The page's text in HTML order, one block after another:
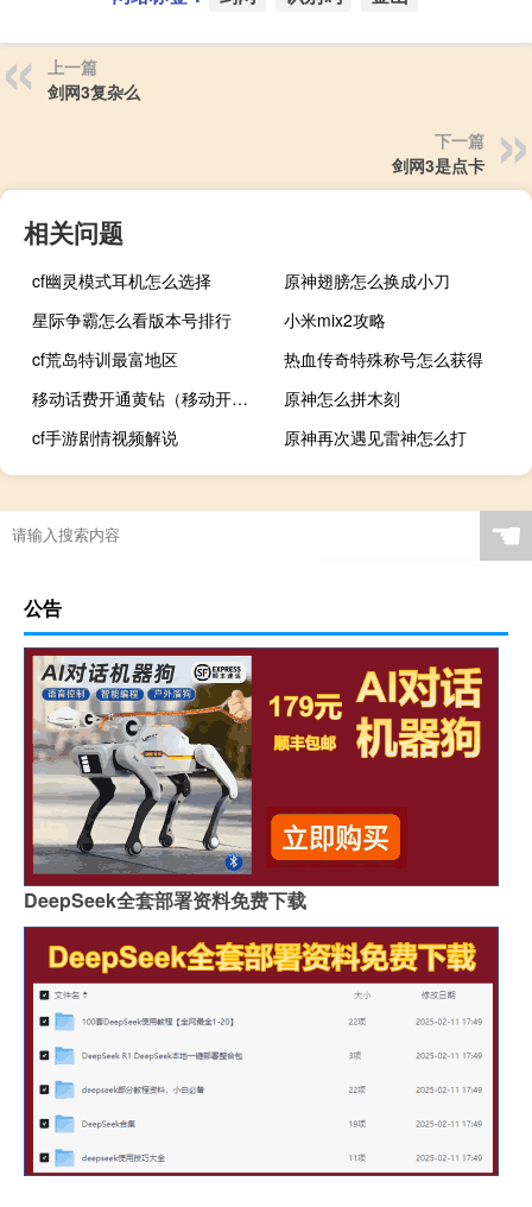
上一篇
剑网3复杂么
下一篇
剑网3是点卡
相关问题
cf幽灵模式耳机怎么选择
原神翅膀怎么换成小刀
星际争霸怎么看版本号排行
小米mix2攻略
cf荒岛特训最富地区
热血传奇特殊称号怎么获得
移动话费开通黄钻（移动开通黄钻）
原神怎么拼木刻
cf手游剧情视频解说
原神再次遇见雷神怎么打
☚
公告
DeepSeek全套部署资料免费下载